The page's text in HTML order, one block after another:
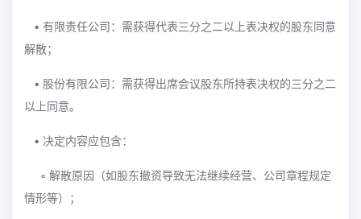
• 有限责任公司：需获得代表三分之二以上表决权的股东同意
解散；
• 股份有限公司：需获得出席会议股东所持表决权的三分之二
以上同意。
• 决定内容应包含：
◦ 解散原因（如股东撤资导致无法继续经营、公司章程规定
情形等）；